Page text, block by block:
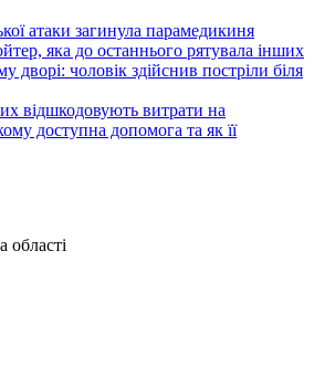
атаки загинула парамедикиня
яка до останнього рятувала інших
дворі: чоловік здійснив постріли біля
відшкодовують витрати на
доступна допомога та як її
області